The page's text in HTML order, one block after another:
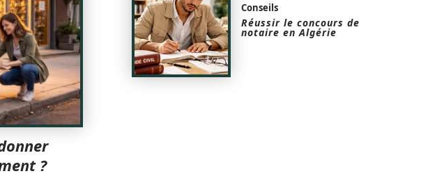
?
Conseils
Réussir le concours de
notaire en Algérie